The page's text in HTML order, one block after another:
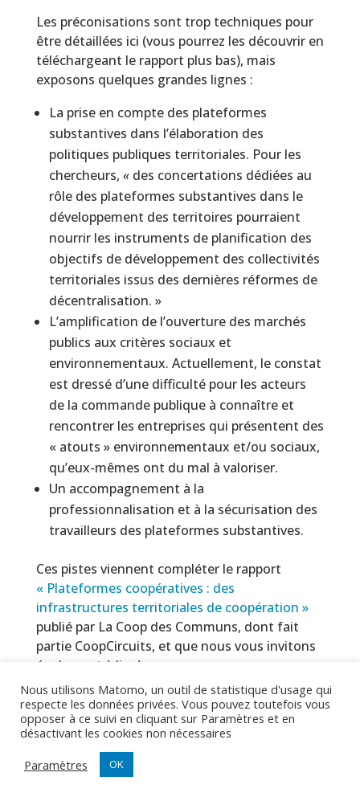
Les préconisations sont trop techniques pour
être détaillées ici (vous pourrez les découvrir en
téléchargeant le rapport plus bas), mais
exposons quelques grandes lignes :
La prise en compte des plateformes
substantives dans l’élaboration des
politiques publiques territoriales. Pour les
chercheurs, «des concertations dédiées au
rôle des plateformes substantives dans le
développement des territoires pourraient
nourrir les instruments de planification des
objectifs de développement des collectivités
territoriales issus des dernières réformes de
décentralisation. »
L’amplification de l’ouverture des marchés
publics aux critères sociaux et
environnementaux. Actuellement, le constat
est dressé d’une difficulté pour les acteurs
de la commande publique à connaître et
rencontrer les entreprises qui présentent des
« atouts » environnementaux et/ou sociaux,
qu’eux-mêmes ont du mal à valoriser.
Un accompagnement à la
professionnalisation et à la sécurisation des
travailleurs des plateformes substantives.
Ces pistes viennent compléter le rapport
« Plateformes coopératives : des
infrastructures territoriales de coopération »
publié par La Coop des Communs, dont fait
partie CoopCircuits, et que nous vous invitons
également à lire !
Pour aller plus loin :
Présentation de l’étude TAPAS par Corinne
Vercher-Chaptal
Nous utilisons Matomo, un outil de statistique d'usage qui
respecte les données privées. Vous pouvez toutefois vous
opposer à ce suivi en cliquant sur Paramètres et en
désactivant les cookies non nécessaires
Paramètres
OK